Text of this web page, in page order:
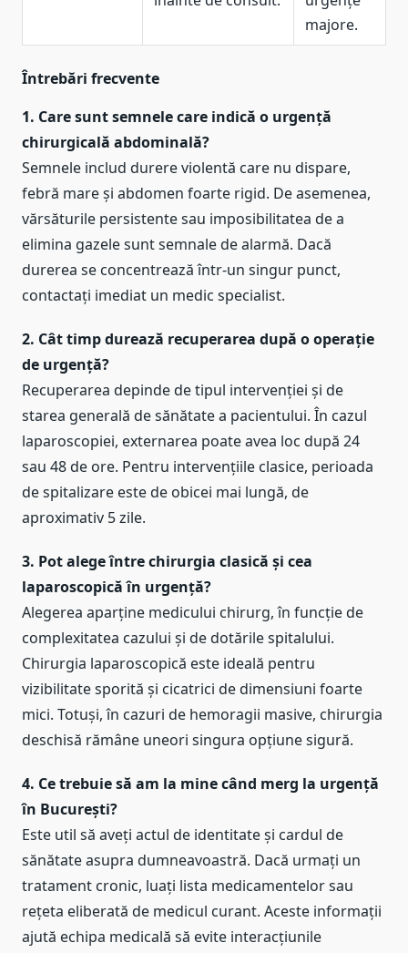
majore.
Întrebări frecvente
1. Care sunt semnele care indică o urgență
chirurgicală abdominală?
Semnele includ durere violentă care nu dispare,
febră mare și abdomen foarte rigid. De asemenea,
vărsăturile persistente sau imposibilitatea de a
elimina gazele sunt semnale de alarmă. Dacă
durerea se concentrează într-un singur punct,
contactați imediat un medic specialist.
2. Cât timp durează recuperarea după o operație
de urgență?
Recuperarea depinde de tipul intervenției și de
starea generală de sănătate a pacientului. În cazul
laparoscopiei, externarea poate avea loc după 24
sau 48 de ore. Pentru intervențiile clasice, perioada
de spitalizare este de obicei mai lungă, de
aproximativ 5 zile.
3. Pot alege între chirurgia clasică și cea
laparoscopică în urgență?
Alegerea aparține medicului chirurg, în funcție de
complexitatea cazului și de dotările spitalului.
Chirurgia laparoscopică este ideală pentru
vizibilitate sporită și cicatrici de dimensiuni foarte
mici. Totuși, în cazuri de hemoragii masive, chirurgia
deschisă rămâne uneori singura opțiune sigură.
4. Ce trebuie să am la mine când merg la urgență
în București?
Este util să aveți actul de identitate și cardul de
sănătate asupra dumneavoastră. Dacă urmați un
tratament cronic, luați lista medicamentelor sau
rețeta eliberată de medicul curant. Aceste informații
ajută echipa medicală să evite interacțiunile